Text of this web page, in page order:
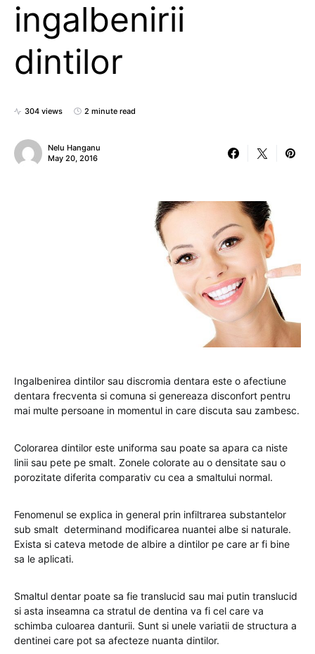
ingalbenirii
dintilor
304 views 2 minute read
Nelu Hanganu
May 20, 2016
Ingalbenirea dintilor sau discromia dentara este o afectiune
dentara frecventa si comuna si genereaza disconfort pentru
mai multe persoane in momentul in care discuta sau zambesc.
Colorarea dintilor este uniforma sau poate sa apara ca niste
linii sau pete pe smalt. Zonele colorate au o densitate sau o
porozitate diferita comparativ cu cea a smaltului normal.
Fenomenul se explica in general prin infiltrarea substantelor
sub smalt determinand modificarea nuantei albe si naturale.
Exista si cateva metode de albire a dintilor pe care ar fi bine
sa le aplicati.
Smaltul dentar poate sa fie translucid sau mai putin translucid
si asta inseamna ca stratul de dentina va fi cel care va
schimba culoarea danturii. Sunt si unele variatii de structura a
dentinei care pot sa afecteze nuanta dintilor.